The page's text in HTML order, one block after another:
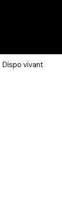
Dispo vivant